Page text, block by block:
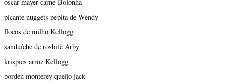
picante nuggets pepita de Wendy
flocos de milho Kellogg
sanduíche de rosbife Arby
krispies arroz Kellogg
borden monterey queijo jack